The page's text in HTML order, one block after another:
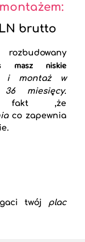
brutto
maszniskie
i montaż w
miesięcy.
fakt ,że
co zapewnia
twój plac